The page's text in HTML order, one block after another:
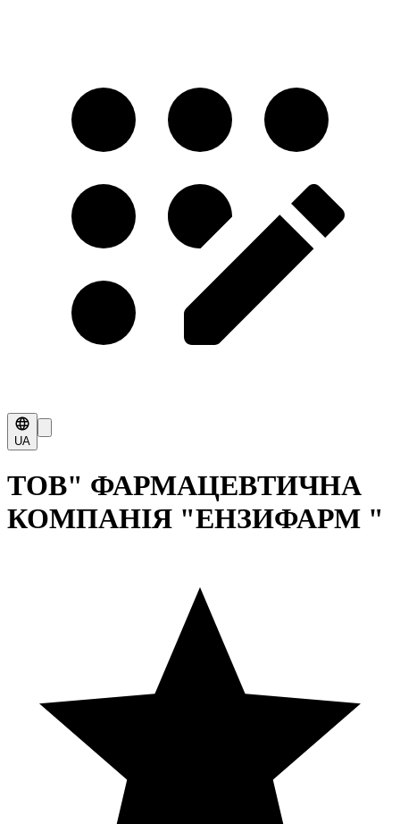
UA
ТОВ" ФАРМАЦЕВТИЧНА
КОМПАНІЯ "ЕНЗИФАРМ "